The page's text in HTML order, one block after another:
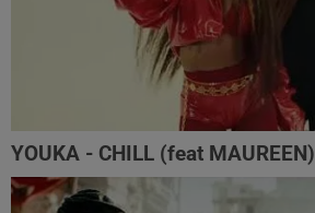
YOUKA - CHILL (feat MAUREEN)